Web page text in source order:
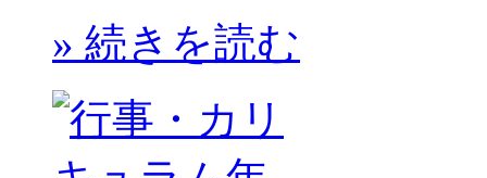
» 続きを読む